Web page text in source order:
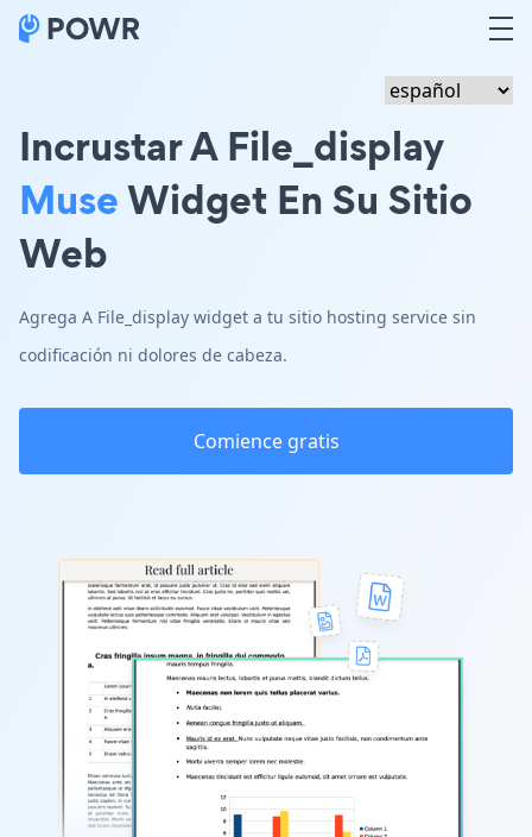
Incrustar A File_display
MuseWidget En Su Sitio
Web
Agrega A File_display widget a tu sitio hosting service sin
codificación ni dolores de cabeza.
Comience gratis